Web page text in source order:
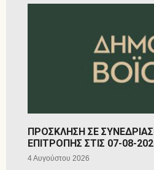
ΠΡΟΣΚΛΗΣΗ ΣΕ
ΕΠΙΤΡΟΠΗΣ ΣΤΙΣ 07-08-
4 Αυγούστου 2026